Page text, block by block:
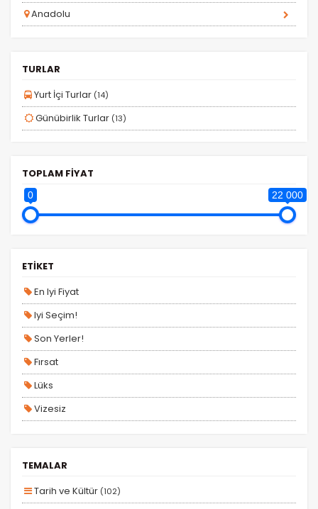
ölçeriz. Hangi sayfaların popüler olduğunu ve
kullanıcıların nerede zorluk yaşadığını anlamamıza
yardımcı olur.
Pazarlama Çerezleri
için kullanılır. Kapatırsanız reklamları görmeye devam
Anadolu
TURLAR
Yurt İçi Turlar (14)
Günübirlik Turlar (13)
TOPLAM FİYAT
0 22 000
ETİKET
En Iyi Fiyat
Iyi Seçim!
Son Yerler!
Fırsat
Lüks
Vizesiz
Planlanan
TEMALAR
Tarih ve Kültür (102)